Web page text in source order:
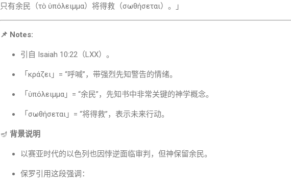
只有余民（τὸ ὑπόλειμμα）将得救（σωθήσεται）。」
📌 Notes:
引自 Isaiah 10:22（LXX）。
「κράζει」= “呼喊”，带强烈先知警告的情绪。
「ὑπόλειμμα」= “余民”，先知书中非常关键的神学概念。
「σωθήσεται」= “将得救”，表示未来行动。
🪔 背景说明
以赛亚时代的以色列也因悖逆面临审判，但神保留余民。
保罗引用这段强调：